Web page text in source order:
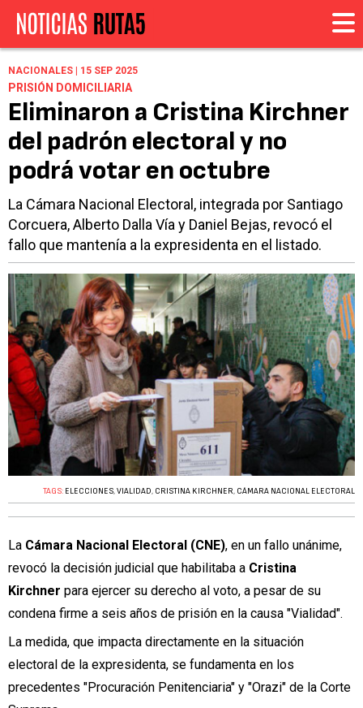
NACIONALES | 15 SEP 2025
PRISIÓN DOMICILIARIA
Eliminaron a Cristina Kirchner
del padrón electoral y no
podrá votar en octubre
La Cámara Nacional Electoral, integrada por Santiago
Corcuera, Alberto Dalla Vía y Daniel Bejas, revocó el
fallo que mantenía a la expresidenta en el listado.
TAGS: ELECCIONES,VIALIDAD, CRISTINA KIRCHNER, CÁMARA NACIONAL ELECTORAL
La Cámara Nacional Electoral (CNE), en un fallo unánime,
revocó la decisión judicial que habilitaba a Cristina
Kirchner para ejercer su derecho al voto, a pesar de su
condena firme a seis años de prisión en la causa "Vialidad".
La medida, que impacta directamente en la situación
electoral de la expresidenta, se fundamenta en los
precedentes "Procuración Penitenciaria" y "Orazi" de la Corte